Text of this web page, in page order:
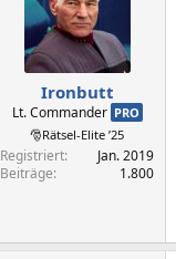
Ironbutt
Lt. Commander PRO
🎅Rätsel-Elite ’25
Registriert
Jan. 2019
Beiträge
1.800